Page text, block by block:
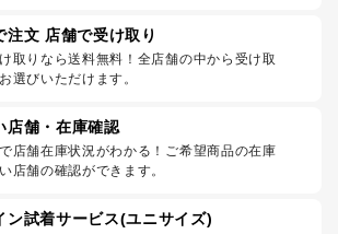
注文 店舗で受け取り
取りなら送料無料！全店舗の中から受け取
選びいただけます。
店舗・在庫確認
店舗在庫状況がわかる！ご希望商品の在庫
店舗の確認ができます。
ン試着サービス(ユニサイズ)